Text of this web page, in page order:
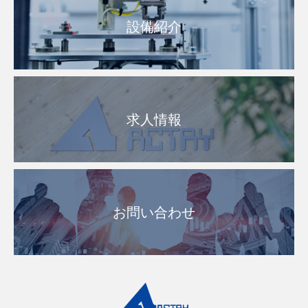
設備紹介
求人情報
お問い合わせ